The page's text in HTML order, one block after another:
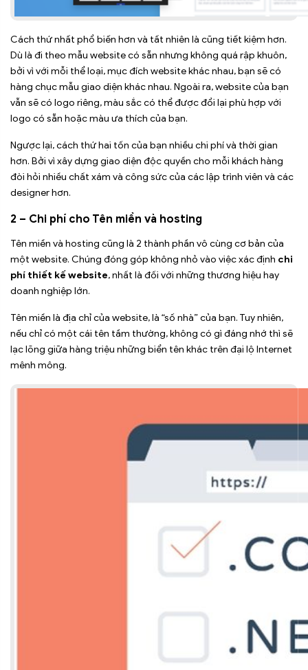
Cách thứ nhất phổ biến hơn và tất nhiên là cũng tiết kiệm hơn.
Dù là đi theo mẫu website có sẵn nhưng không quá rập khuôn,
bởi vì với mỗi thể loại, mục đích website khác nhau, bạn sẽ có
hàng chục mẫu giao diện khác nhau. Ngoài ra, website của bạn
vẫn sẽ có logo riêng, màu sắc có thể được đổi lại phù hợp với
logo có sẵn hoặc màu ưa thích của bạn.
Ngược lại, cách thứ hai tốn của bạn nhiều chi phí và thời gian
hơn. Bởi vì xây dựng giao diện độc quyền cho mỗi khách hàng
đòi hỏi nhiều chất xám và công sức của các lập trình viên và các
designer hơn.
2 – Chi phí cho Tên miền và hosting
Tên miền và hosting cũng là 2 thành phần vô cùng cơ bản của
một website. Chúng đóng góp không nhỏ vào việc xác định chi
phí thiết kế website, nhất là đối với những thương hiệu hay
doanh nghiệp lớn.
Tên miền là địa chỉ của website, là “số nhà” của bạn. Tuy nhiên,
nếu chỉ có một cái tên tầm thường, không có gì đáng nhớ thì sẽ
lạc lõng giữa hàng triệu những biển tên khác trên đại lộ Internet
mênh mông.